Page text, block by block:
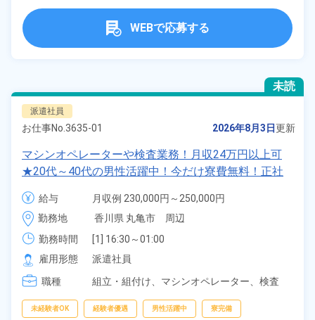
WEBで応募する
未読
派遣社員
お仕事No. 3635-01 2026年8月3日更新
マシンオペレーターや検査業務！月収24万円以上可
★20代～40代の男性活躍中！今だけ寮費無料！正社
員登用制度あり！1食400円～食堂利用可！便利な日
払い制度あり◎マイカー通勤OK！無料駐車場完備！
《香川県丸亀市》
給与
月収例 230,000円～250,000円
時給 1,300円～1,300円
勤務地
香川県 丸亀市　周辺
勤務時間
[1] 16:30～01:00
[2] 00:30～09:00
[3] 08:30～17:00
[4] 08:30～20:50
雇用形態
派遣社員
職種
組立・組付け、 マシンオペレーター、 検査
未経験者OK 経験者優遇 男性活躍中 寮完備